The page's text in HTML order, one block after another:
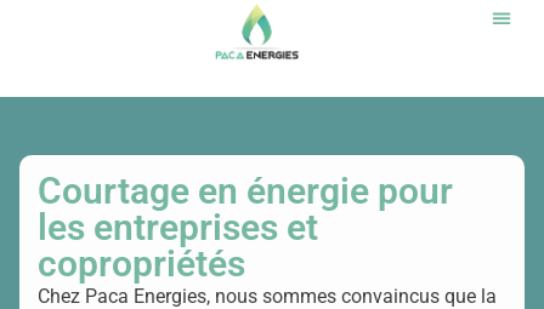
Courtage en énergie pour
les entreprises et
copropriétés
Chez Paca Energies, nous sommes convaincus que la